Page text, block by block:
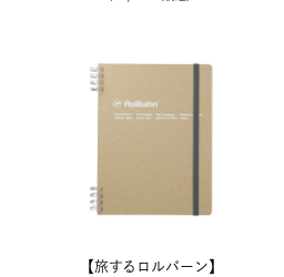
【旅するロルバーン】